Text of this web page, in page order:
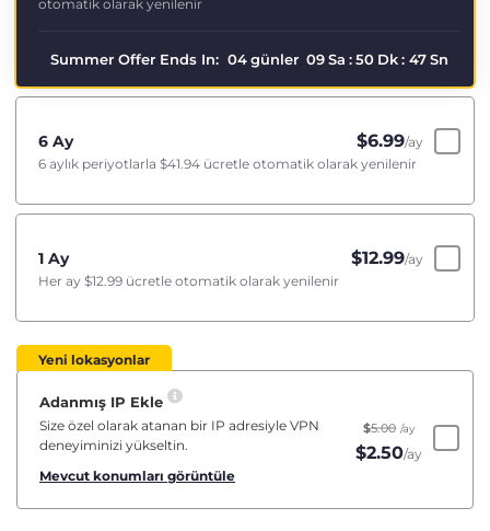
otomatik olarak yenilenir
Summer Offer Ends In: 04günler 09Sa :50 Dk: 47Sn
6 Ay $6.99/ay
6 aylık periyotlarla $41.94 ücretle otomatik olarak yenilenir
1 Ay $12.99/ay
Her ay $12.99 ücretle otomatik olarak yenilenir
Yeni lokasyonlar
Adanmış IP Ekle
Size özel olarak atanan bir IP adresiyle VPN
deneyiminizi yükseltin.
Mevcut konumları görüntüle
$5.00 /ay
$2.50/ay